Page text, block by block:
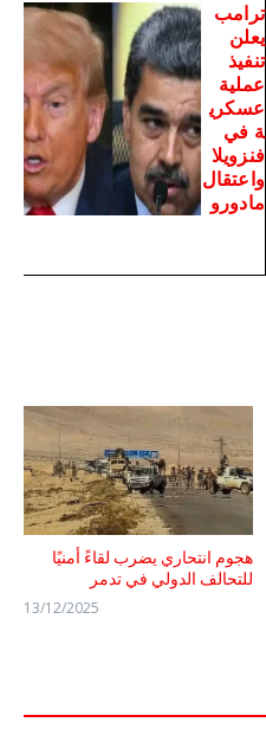
ترامب
يعلن
تنفيذ
عملية
عسكري
ة في
فنزويلا
واعتقال
مادورو
هجوم انتحاري يضرب لقاءً أمنيًا
للتحالف الدولي في تدمر
13/12/2025